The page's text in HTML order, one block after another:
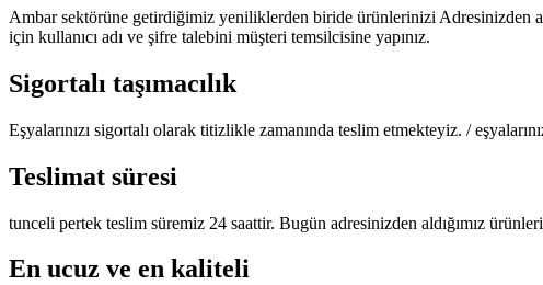
Ambar sektörüne getirdiğimiz yeniliklerden biride ürünlerinizi Adresinizden
için kullanıcı adı ve şifre talebini müşteri temsilcisine yapınız.
Sigortalı taşımacılık
Eşyalarınızı sigortalı olarak titizlikle zamanında teslim etmekteyiz. /
Teslimat süresi
tunceli pertek teslim süremiz 24 saattir. Bugün adresinizden aldığımız
En ucuz ve en kaliteli